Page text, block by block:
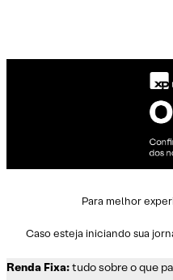
Para melhor
Caso esteja iniciando sua
Renda Fixa:tudo sobre o que